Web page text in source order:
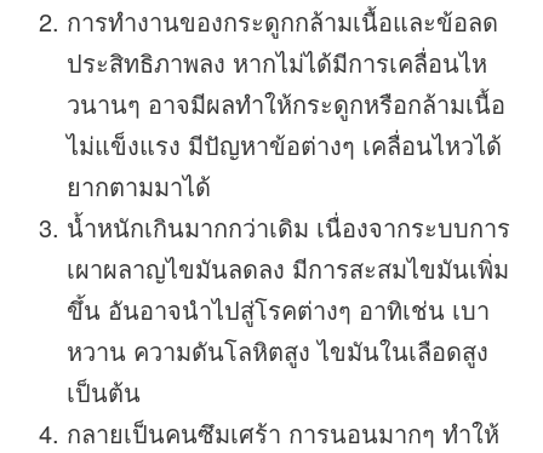
การทำงานของกระดูกกล้ามเนื้อและข้อลด
ประสิทธิภาพลง หากไม่ได้มีการเคลื่อนไห
วนานๆ อาจมีผลทำให้กระดูกหรือกล้ามเนื้อ
ไม่แข็งแรง มีปัญหาข้อต่างๆ เคลื่อนไหวได้
ยากตามมาได้
น้ำหนักเกินมากกว่าเดิม เนื่องจากระบบการ
เผาผลาญไขมันลดลง มีการสะสมไขมันเพิ่ม
ขึ้น อันอาจนำไปสู่โรคต่างๆ อาทิเช่น เบา
หวาน ความดันโลหิตสูง ไขมันในเลือดสูง
เป็นต้น
กลายเป็นคนซึมเศร้า การนอนมากๆ ทำให้